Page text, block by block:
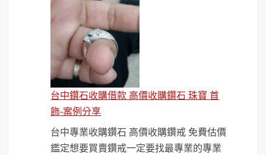
台中鑽石收購借款 高價收購鑽石 珠寶 首
飾-案例分享
台中專業收購鑽石 高價收購鑽戒 免費估價
鑑定想要買賣鑽戒一定要找最專業的專業